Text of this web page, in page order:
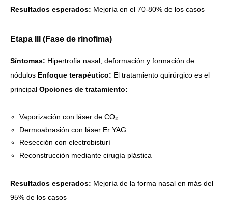
Resultados esperados: Mejoría en el 70-80% de los casos
Etapa III (Fase de rinofima)
Síntomas: Hipertrofia nasal, deformación y formación de
nódulos Enfoque terapéutico: El tratamiento quirúrgico es el
principal Opciones de tratamiento:
Vaporización con láser de CO₂
Dermoabrasión con láser Er:YAG
Resección con electrobisturí
Reconstrucción mediante cirugía plástica
Resultados esperados: Mejoría de la forma nasal en más del
95% de los casos